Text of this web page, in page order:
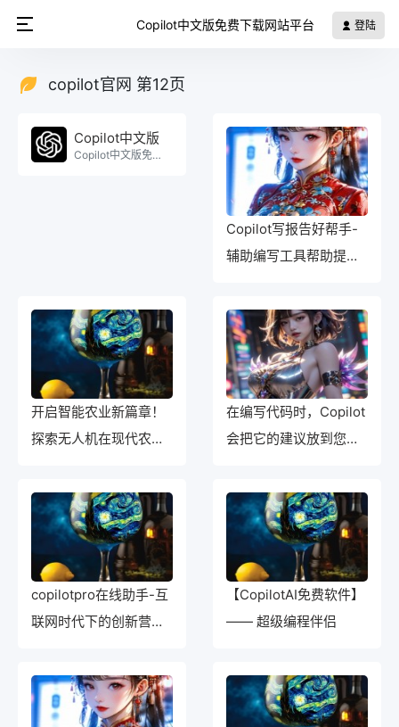
Copilot中文版免费下载网站平台 登陆
copilot官网 第12页
Copilot中文版
Copilot中文版免费使用。
Copilot写报告好帮手-
辅助编写工具帮助提高
开启智能农业新篇章！
探索无人机在现代农业
在编写代码时，Copilot
会把它的建议放到您的
copilotpro在线助手-互
联网时代下的创新营销
【CopilotAI免费软件】
—— 超级编程伴侣